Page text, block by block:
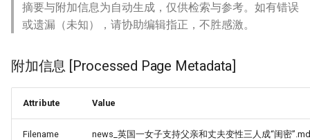
摘要与附加信息为自动生成，仅供检索与参考。如有错误
或遗漏（未知），请协助编辑指正，不胜感激。
附加信息 [Processed Page Metadata]
Attribute Value
Filename news_英国一女子支持父亲和丈夫变性三人成“闺密”.md